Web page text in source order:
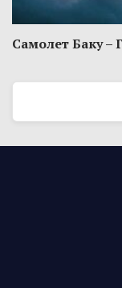
Самолет Баку –